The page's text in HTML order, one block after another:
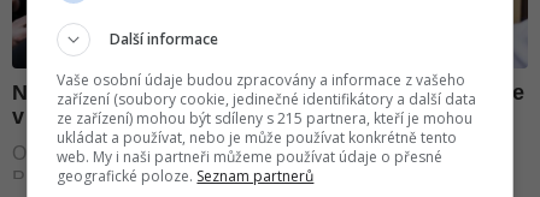
Další informace
Vaše osobní údaje budou zpracovány a informace z vašeho
zařízení (soubory cookie, jedinečné identifikátory a další data
ze zařízení) mohou být sdíleny s 215 partnera, kteří je mohou
ukládat a používat, nebo je může používat konkrétně tento
web. My i naši partneři můžeme používat údaje o přesné
geografické poloze. Seznam partnerů